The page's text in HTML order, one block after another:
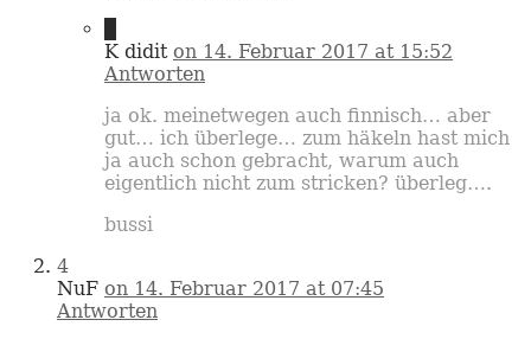
K didit on 14. Februar 2017 at 15:52
Antworten
ja ok. meinetwegen auch finnisch… aber
gut… ich überlege… zum häkeln hast mich
ja auch schon gebracht, warum auch
eigentlich nicht zum stricken? überleg….
bussi
4
NuF on 14. Februar 2017 at 07:45
Antworten